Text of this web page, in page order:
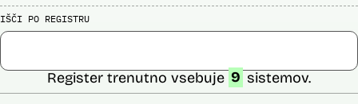
IŠČI PO REGISTRU
Register trenutno vsebuje 9 sistemov.